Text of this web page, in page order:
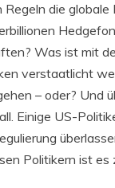
Regeln die
Was ist mit
verstaatlicht
– oder? Und
Einige US-
Politikern ist